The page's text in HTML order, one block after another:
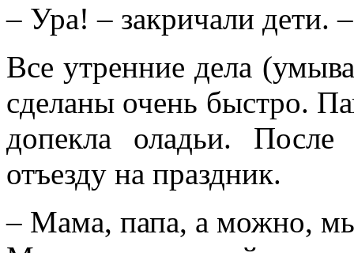
– Ура! – закричали дети.
Все утренние дела
сделаны очень быстро.
допекла оладьи.
отъезду на праздник.
– Мама, папа, а можно,